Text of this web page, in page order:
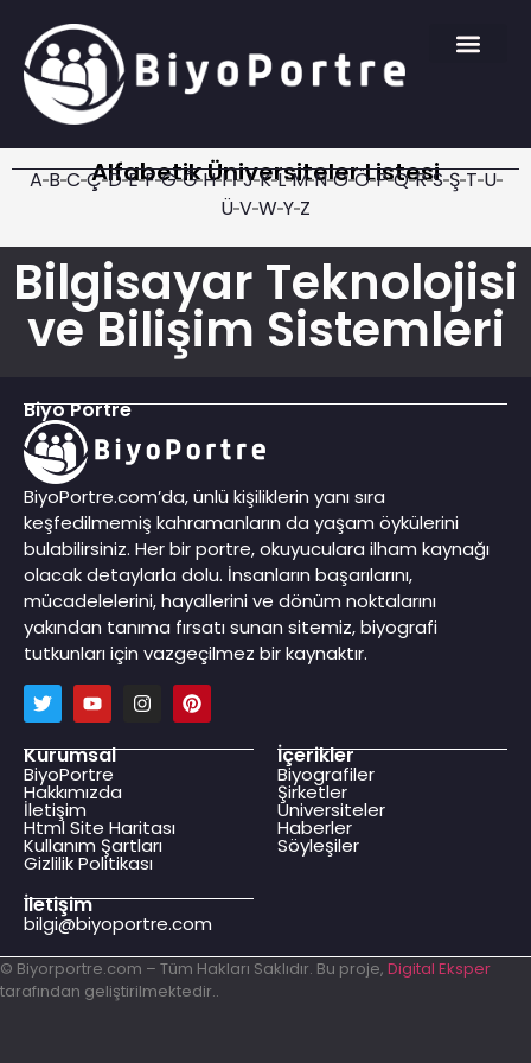
Alfabetik Üniversiteler Listesi
A B C Ç D E F G Ğ H I İ J K L M N O Ö P Q R S Ş T U
Ü V W Y Z
Bilgisayar Teknolojisi
ve Bilişim Sistemleri
Biyo Portre
BiyoPortre.com’da, ünlü kişiliklerin yanı sıra
keşfedilmemiş kahramanların da yaşam öykülerini
bulabilirsiniz. Her bir portre, okuyuculara ilham kaynağı
olacak detaylarla dolu. İnsanların başarılarını,
mücadelelerini, hayallerini ve dönüm noktalarını
yakından tanıma fırsatı sunan sitemiz, biyografi
tutkunları için vazgeçilmez bir kaynaktır.
Kurumsal
BiyoPortre
Hakkımızda
İletişim
Html Site Haritası
Kullanım Şartları
Gizlilik Politikası
İçerikler
Biyografiler
Şirketler
Üniversiteler
Haberler
Söyleşiler
İletişim
bilgi@biyoportre.com
© Biyorportre.com – Tüm Hakları Saklıdır. Bu proje, Digital Eksper
tarafından geliştirilmektedir..